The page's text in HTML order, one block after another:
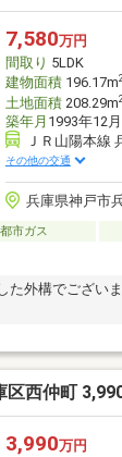
7,580万円
間取り 5LDK
建物面積196.17m
土地面積208.29m2
築年月 1993年12
ＪＲ山陽本線
その他の交通
兵庫県神戸市
都市ガス
た外構でござい
区西仲町
3,990万円